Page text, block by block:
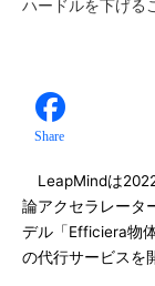
ハードルを下げる
Share
LeapMindは
論アクセラレータ
デル「Efficiera物
の代行サービスを